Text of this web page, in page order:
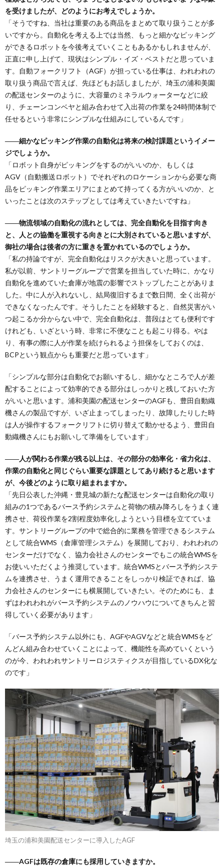
を受けましたが、どのようにお考えでしょうか。
「そうですね、当社は重要のある商品をまとめて取り扱うことが多
いですから。自動化を考える上では当然、もっと細かなピッキング
ができるロボットを今後考えていくこともあるかもしれませんが、
正直に申し上げて、現状はシンプル・イズ・ベストだと思っていま
す。自動フォークリフト（AGF）が担っている仕事は、われわれの
取り扱う商品で言えば、先ほどもお話しましたが、埼玉の浦和美園
の配送センターのように、大容量のミネラルウォーターなどに絞
り、チェーンコンベヤと組み合わせて入出荷の作業を24時間体制で
任せるという非常にシンプルな仕組みにしているんです」
――細かなピッキング作業の自動化は将来の検討課題というイメー
ジでしょうか。
「ロボット自身がピッキングをするのがいいのか、もしくは
AGV（自動搬送ロボット）でそれぞれのロケーションから必要な商
品をピッキング作業エリアにまとめて持ってくる方がいいのか、と
いったことは次のステップとしては考えていきたいですね」
――物流領域の自動化の流れとしては、完全自動化を目指す向き
と、人との協働を重視する向きとに大別されていると思いますが、
御社の場合は後者の方に重きを置かれているのでしょうか。
「私の持論ですが、完全自動化はリスクが大きいと思っています。
私が以前、サントリーグループで営業を担当していた時に、かなり
自動化を進めていた倉庫が地震の影響でストップしたことがありま
した。中に人が入れないし、結局復旧するまで数日間、全く出荷が
できなくなったんです。そうしたことを経験すると、自然災害がい
つ起こるか分からない中で、完全自動化は、普段はとても便利です
けれども、いざという時、非常に不便なことも起こり得る。やは
り、有事の際に人が作業を続けられるよう担保をしておくのは、
BCPという観点からも重要だと思っています」
「シンプルな部分は自動化でお願いするし、細かなところで人が差
配することによって効率的できる部分はしっかりと残しておいた方
がいいと思います。浦和美園の配送センターのAGFも、豊田自動織
機さんの製品ですが、いざ止まってしまったり、故障したりした時
は人が操作するフォークリフトに切り替えて動かせるよう、豊田自
動織機さんにもお願いして準備をしています」
――人が関わる作業が残る以上は、その部分の効率化・省力化は、
作業の自動化と同じぐらい重要な課題としてあり続けると思います
が、今後どのように取り組まれますか。
「先日公表した沖縄・豊見城の新たな配送センターは自動化の取り
組みの1つであるバース予約システムと荷物の積み降ろしをうまく連
携させ、荷役作業を2割程度効率化しようという目標を立てていま
す。サントリーグループの中で総合的に業務を管理できるシステム
として統合WMS（倉庫管理システム）を展開しており、われわれの
センターだけでなく、協力会社さんのセンターでもこの統合WMSを
お使いいただくよう推奨しています。統合WMSとバース予約システ
ムを連携させ、うまく運用できることをしっかり検証できれば、協
力会社さんのセンターにも横展開していきたい。そのためにも、ま
ずはわれわれがバース予約システムのノウハウについてきちんと習
得していく必要があります」
「バース予約システム以外にも、AGFやAGVなどと統合WMSをど
んどん組み合わせていくことによって、機能性を高めていくという
のが今、われわれサントリーロジスティクスが目指しているDX化な
のです」
埼玉の浦和美園配送センターに導入したAGF
――AGFは既存の倉庫にも採用していきますか。